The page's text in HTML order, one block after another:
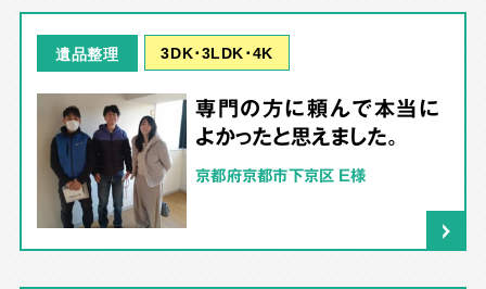
遺品整理 3DK･3LDK･4K
専門の方に頼んで本当に
よかったと思えました。
京都府京都市下京区 E様